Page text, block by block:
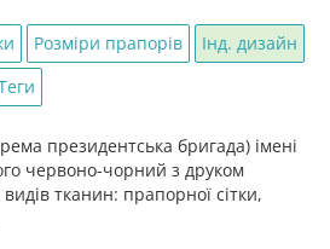
Розміри прапорів
Інд. дизайн
президентська бригада) імені
червоно-чорний з друком
тканин: прапорної сітки,